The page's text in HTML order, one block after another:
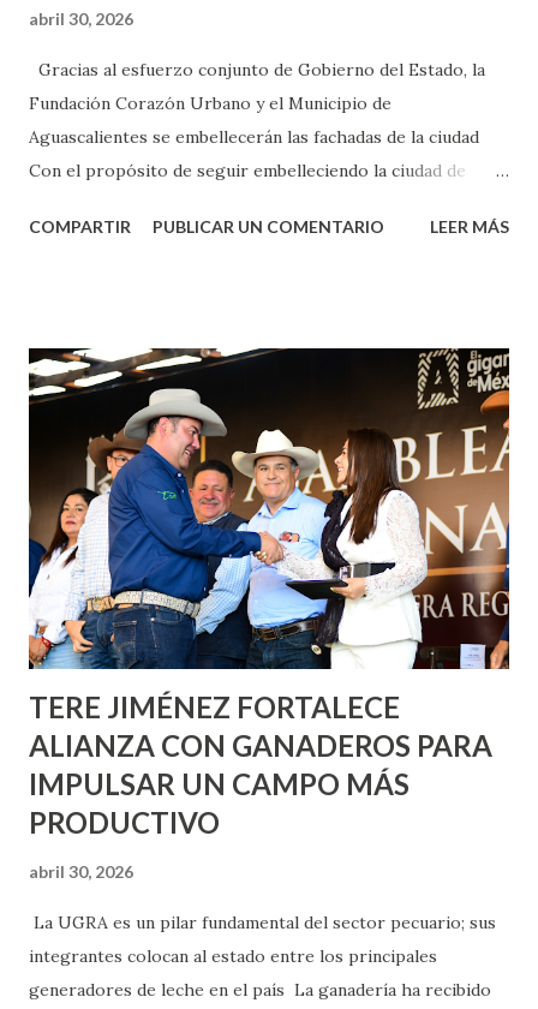
abril 30, 2026
Gracias al esfuerzo conjunto de Gobierno del Estado, la
Fundación Corazón Urbano y el Municipio de
Aguascalientes se embellecerán las fachadas de la ciudad
Con el propósito de seguir embelleciendo la ciudad de
municipal, Leo Montañez dio inicio al programa
Corazón Urbano y el Municipio capital. Leo Montañez
informó que en este programa se usarán cerca de 90 mil
metros cuadrados de pintura, para dar inicio en la calle
Nieto, entre Jesús F. Elizondo y la calle 22 de Octubre, con
lo que se aplicará pintura en 66 casas. Posteriormente se
llevará este programa a Villas de Nuestra Señora de la
Asunción, Avenida Alameda y Decreto 27 de Septiembre, en
los edificios FOVISSSTE Ojo de Agua, en la comunidad
Norias de Paso Hondo y en los edificios de...
COMPARTIR PUBLICAR UN COMENTARIO LEER MÁS
TERE JIMÉNEZ FORTALECE
ALIANZA CON GANADEROS PARA
IMPULSAR UN CAMPO MÁS
PRODUCTIVO
abril 30, 2026
La UGRA es un pilar fundamental del sector pecuario; sus
integrantes colocan al estado entre los principales
generadores de leche en el país La ganadería ha recibido